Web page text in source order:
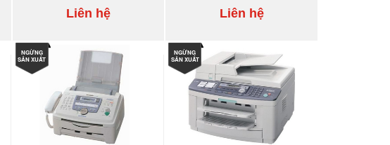
Liên hệ
MUA NGAY
Liên hệ
MUA NGAY
NGỪNG
SẢN XUẤT
NGỪNG
SẢN XUẤT